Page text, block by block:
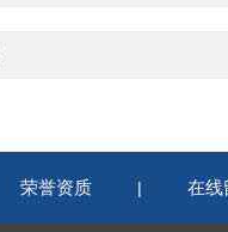
荣誉资质 | 在线